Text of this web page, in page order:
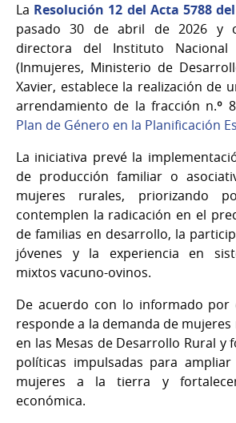
La Resolución 12 del Acta 5788
pasado 30 de abril de 2026 y
directora del Instituto
(Inmujeres, Ministerio de
Xavier, establece la realización de
arrendamiento de la fracción n.º
Plan de Género en la Planificación
La iniciativa prevé la
de producción familiar o
mujeres rurales, priorizando
contemplen la radicación en el
de familias en desarrollo, la
jóvenes y la experiencia en
mixtos vacuno-ovinos.
De acuerdo con lo informado por
responde a la demanda de
en las Mesas de Desarrollo Rural y
políticas impulsadas para
mujeres a la tierra y
económica.